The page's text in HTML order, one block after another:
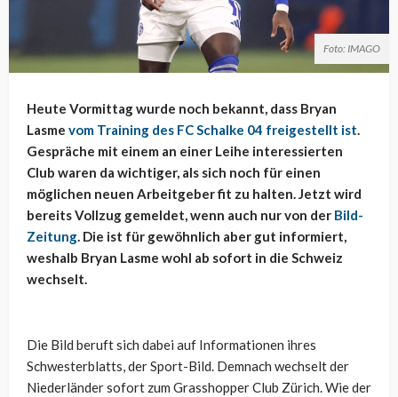
Foto: IMAGO
Heute Vormittag wurde noch bekannt, dass Bryan
Lasme vom Training des FC Schalke 04 freigestellt ist.
Gespräche mit einem an einer Leihe interessierten
Club waren da wichtiger, als sich noch für einen
möglichen neuen Arbeitgeber fit zu halten. Jetzt wird
bereits Vollzug gemeldet, wenn auch nur von der Bild-
Zeitung. Die ist für gewöhnlich aber gut informiert,
weshalb Bryan Lasme wohl ab sofort in die Schweiz
wechselt.
Die Bild beruft sich dabei auf Informationen ihres
Schwesterblatts, der Sport-Bild. Demnach wechselt der
Niederländer sofort zum Grasshopper Club Zürich. Wie der